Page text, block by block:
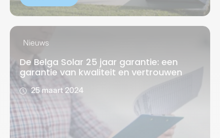
Nieuws
De Belga Solar 25 jaar garantie: een
garantie van kwaliteit en vertrouwen
25 maart 2024